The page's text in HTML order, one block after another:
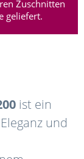
Zuschnitten
geliefert.
ist ein
und